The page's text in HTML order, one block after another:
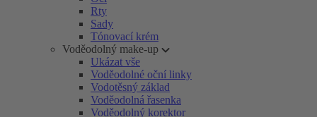
Rty
Sady
Tónovací krém
Voděodolný make-up
Ukázat vše
Voděodolné oční linky
Vodotěsný základ
Voděodolná řasenka
Voděodolný korektor